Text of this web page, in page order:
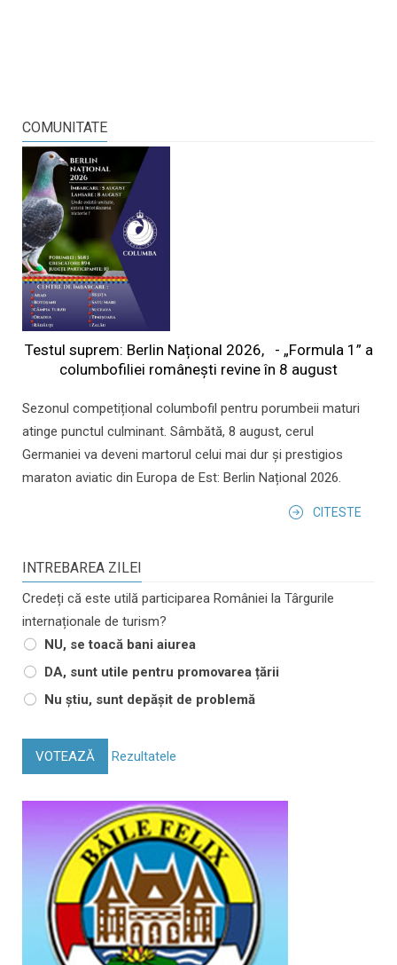
COMUNITATE
Testul suprem: Berlin Național 2026, - „Formula 1” a
columbofiliei româneşti revine în 8 august
Sezonul competițional columbofil pentru porumbeii maturi
atinge punctul culminant. Sâmbătă, 8 august, cerul
Germaniei va deveni martorul celui mai dur și prestigios
maraton aviatic din Europa de Est: Berlin Național 2026.
CITESTE
INTREBAREA ZILEI
Credeți că este utilă participarea României la Târgurile
internaționale de turism?
NU, se toacă bani aiurea
DA, sunt utile pentru promovarea țării
Nu știu, sunt depășit de problemă
VOTEAZĂ Rezultatele